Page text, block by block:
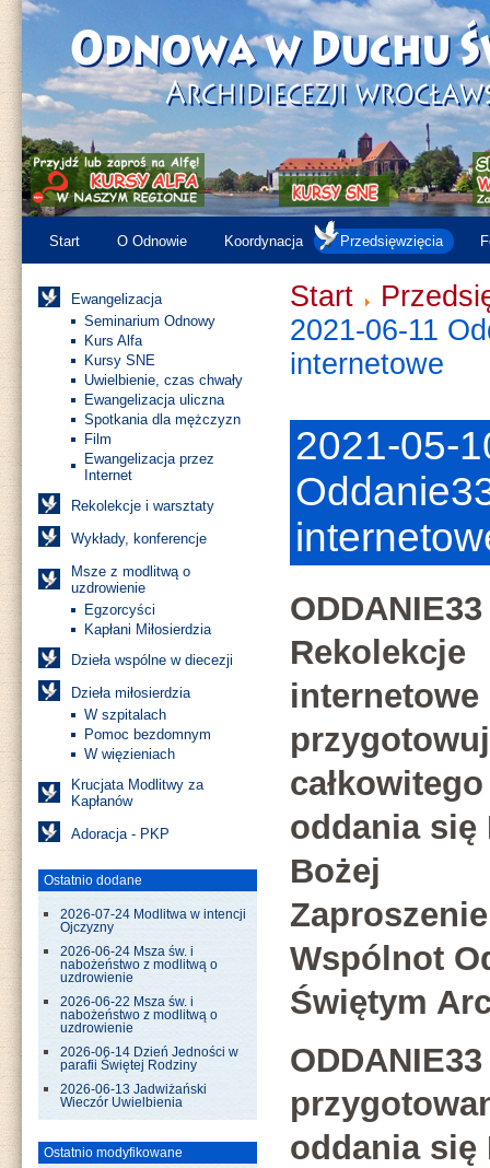
Start O Odnowie Koordynacja Przedsięwzięcia
Ewangelizacja
Seminarium Odnowy
Kurs Alfa
Kursy SNE
Uwielbienie, czas chwały
Ewangelizacja uliczna
Spotkania dla mężczyzn
Film
Ewangelizacja przez
Internet
Rekolekcje i warsztaty
Wykłady, konferencje
Msze z modlitwą o
uzdrowienie
Egzorcyści
Kapłani Miłosierdzia
Dzieła wspólne w diecezji
Dzieła miłosierdzia
W szpitalach
Pomoc bezdomnym
W więzieniach
Krucjata Modlitwy za
Kapłanów
Adoracja - PKP
Ostatnio dodane
2026-07-24 Modlitwa w intencji
Ojczyzny
2026-06-24 Msza św. i
nabożeństwo z modlitwą o
uzdrowienie
2026-06-22 Msza św. i
nabożeństwo z modlitwą o
uzdrowienie
2026-06-14 Dzień Jedności w
parafii Świętej Rodziny
2026-06-13 Jadwiżański
Wieczór Uwielbienia
Ostatnio modyfikowane
Start
2021-06-11
internetowe
2021-05-
ODDANIE33
Rekolekcje
internetowe
całkowitego
oddania się
Bożej
Wspólnot
Świętym
oddania się